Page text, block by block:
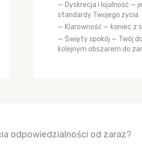
— Dyskrecja i lojalność —
standardy Twojego życia
— Klarowność — koniec z
— Święty spokój — Twój
kolejnym obszarem do
odpowiedzialności od zaraz?